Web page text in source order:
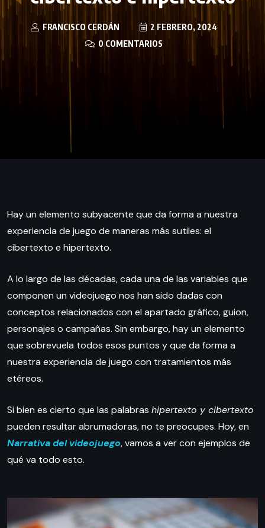
FRANCISCO CERDÁN
2 FEBRERO, 2024
0 COMENTARIOS
Hay un elemento subyacente que da forma a nuestra
experiencia de juego de maneras más sutiles: el
cibertexto e hipertexto.
A lo largo de las décadas, cada una de las variables que
componen un videojuego nos han sido dadas con
conceptos relacionados con el apartado gráfico, guion,
personajes o campañas. Sin embargo, hay un elemento
que sobrevuela todos esos puntos y que da forma a
nuestra experiencia de juego con tratamientos más
etéreos.
Si bien es cierto que las palabras hipertexto y cibertexto
pueden resultar abrumadoras, no te preocupes. Hoy, en
Narrativa del videojuego, vamos a ver con ejemplos de
qué va todo esto.